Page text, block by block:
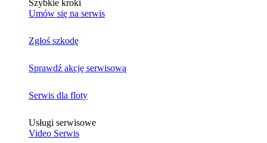
Szybkie kroki
Umów się na serwis
Zgłoś szkodę
Sprawdź akcję serwisową
Serwis dla floty
Usługi serwisowe
Video Serwis